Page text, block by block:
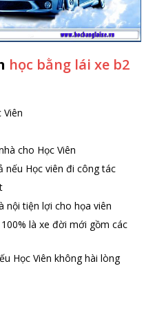
học bằng lái xe b2
Viên
cho Học Viên
nếu Học viên đi công tác
nội tiện lợi cho họa viên
là xe đời mới gồm các
Học Viên không hài lòng